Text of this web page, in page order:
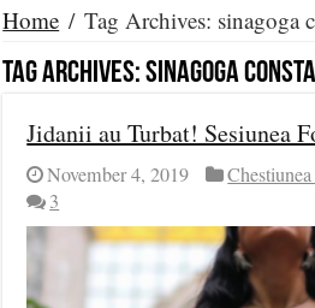
Home / Tag Archives: sinagoga
Tag Archives:sinagoga
Jidanii au Turbat! Sesiunea
November 4, 2019
3